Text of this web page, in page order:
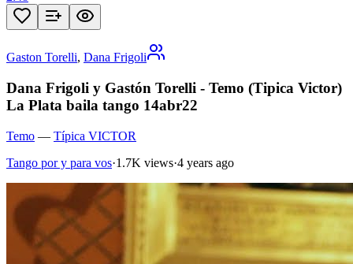
Gaston Torelli, Dana Frigoli
Dana Frigoli y Gastón Torelli - Temo (Tipica Victor)
La Plata baila tango 14abr22
Temo — Típica VICTOR
Tango por y para vos·1.7K views·4 years ago